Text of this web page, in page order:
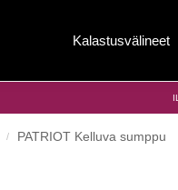
Kalastusvälineet
/ PATRIOT Kelluva sumppu